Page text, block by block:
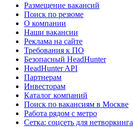
Размещение вакансий
Поиск по резюме
О компании
Наши вакансии
Реклама на сайте
Требования к ПО
Безопасный HeadHunter
HeadHunter API
Партнерам
Инвесторам
Каталог компаний
Поиск по вакансиям в Москве
Работа рядом с метро
Сетка: соцсеть для нетворкинга